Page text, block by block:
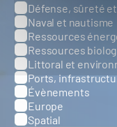
Catégories
Défense, sûreté
Naval et nautisme
Ressources
Ressources
Littoral et
Ports,
Évènements
Europe
Spatial